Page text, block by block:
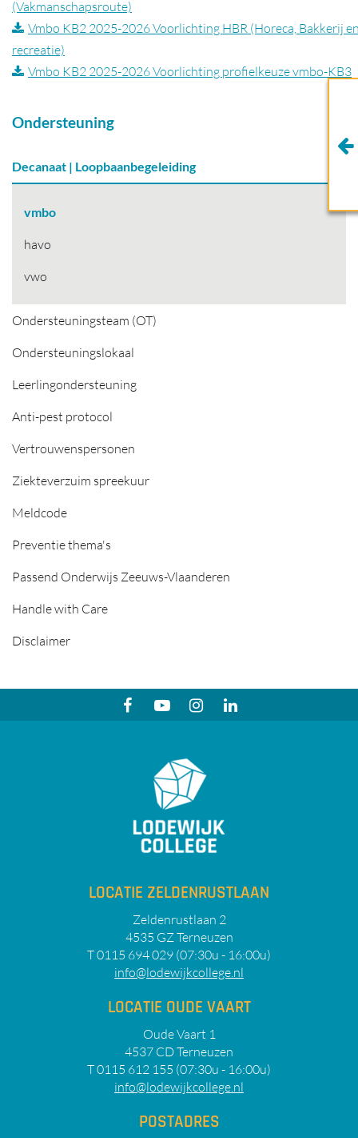
Ondersteuning
Decanaat | Loopbaanbegeleiding
vmbo
havo
vwo
Ondersteuningsteam (OT)
Ondersteuningslokaal
Leerlingondersteuning
Anti-pest protocol
Vertrouwenspersonen
Ziekteverzuim spreekuur
Meldcode
Preventie thema's
Passend Onderwijs Zeeuws-Vlaanderen
Handle with Care
Disclaimer
(Vakmanschapsroute)
Vmbo KB2 2025-2026 Voorlichting HBR (Horeca, Bakkerij
recreatie)
Vmbo KB2 2025-2026 Voorlichting profielkeuze vmbo-KB3
LOCATIE ZELDENRUSTLAAN
Zeldenrustlaan 2
4535 GZ Terneuzen
T 0115 694 029 (07:30u - 16:00u)
info@lodewijkcollege.nl
LOCATIE OUDE VAART
Oude Vaart 1
4537 CD Terneuzen
T 0115 612 155 (07:30u - 16:00u)
info@lodewijkcollege.nl
POSTADRES